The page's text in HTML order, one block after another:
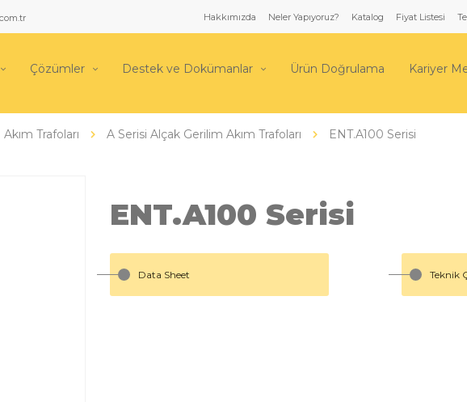
Hakkımızda Neler Yapıyoruz? Katalog Fiyat Listesi
Çözümler Destek ve Dokümanlar Ürün Doğrulama Kariyer
Akım Trafoları A Serisi Alçak Gerilim Akım Trafoları ENT.A100 Serisi
ENT.A100 Serisi
Data Sheet Teknik